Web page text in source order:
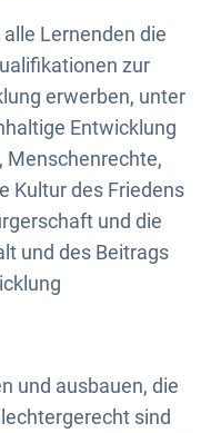
Lernenden die
zur
erwerben, unter
Entwicklung
Menschenrechte,
Kultur des Friedens
und die
und des Beitrags
und ausbauen, die
sind